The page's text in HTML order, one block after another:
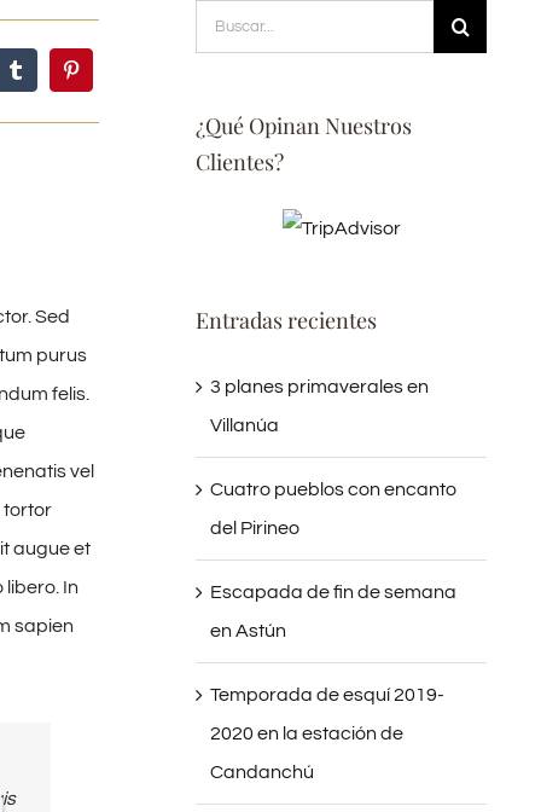
Sed
purus
felis.
vel
tortor
augue et
In
sapien
Buscar:
¿Qué Opinan Nuestros
Clientes?
Entradas recientes
3 planes primaverales en
Villanúa
Cuatro pueblos con encanto
del Pirineo
Escapada de fin de semana
en Astún
Temporada de esquí 2019-
2020 en la estación de
Candanchú